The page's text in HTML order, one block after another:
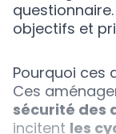
questionnaire.
objectifs et
Pourquoi ces
Ces
sécurité des
incitent les